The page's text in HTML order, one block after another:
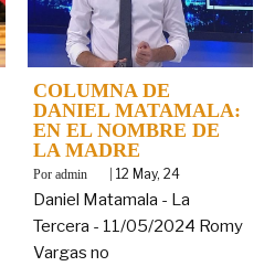
COLUMNA DE
DANIEL MATAMALA:
EN EL NOMBRE DE
LA MADRE
By admin 12 May, 24
Daniel Matamala - La
Tercera - 11/05/2024 Romy
Vargas no